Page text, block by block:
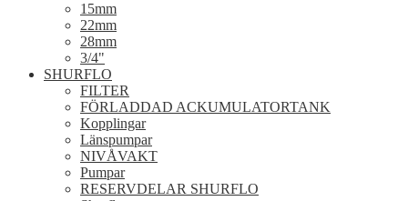
15mm
22mm
28mm
3/4"
SHURFLO
FILTER
FÖRLADDAD ACKUMULATORTANK
Kopplingar
Länspumpar
NIVÅVAKT
Pumpar
RESERVDELAR SHURFLO